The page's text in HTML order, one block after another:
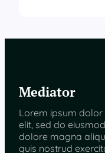
Mediator
Lorem ipsum dolor
elit, sed do
dolore magna
quis nostrud